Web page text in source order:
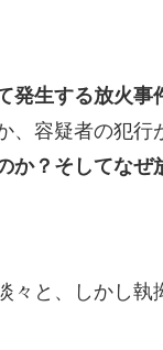
発生する放火事
、容疑者の犯行
か？そしてなぜ
々と、しかし執